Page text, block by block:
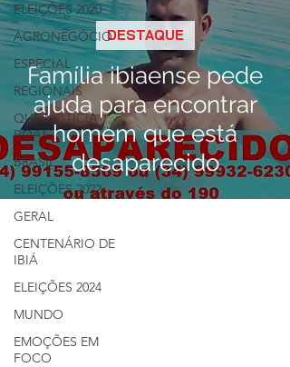
ELEIÇÕES 2020
AGRONEGÓCIO
ESPECIAL
REGIONAIS
QUE NOTÍCIA
BOA!
BRASIL
ELEIÇÕES 2022
GERAL
CENTENÁRIO DE
IBIÁ
ELEIÇÕES 2024
MUNDO
EMOÇÕES EM
FOCO
Família ibiaense pede
ajuda para encontrar
homem que está
desaparecido
DESTAQUE